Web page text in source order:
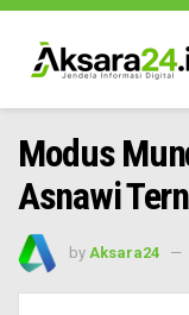
Modus
Asnawi
by Aksara24